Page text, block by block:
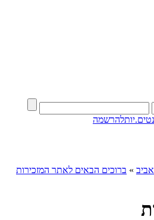
להרשמה
» ברוכים הבאים לאתר המזכירות